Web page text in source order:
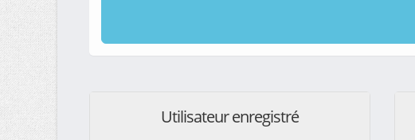
Utilisateur enregistré